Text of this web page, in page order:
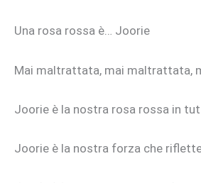
Una rosa rossa è… Joorie
Mai maltrattata, mai maltrattata,
Joorie è la nostra rosa rossa in
Joorie è la nostra forza che